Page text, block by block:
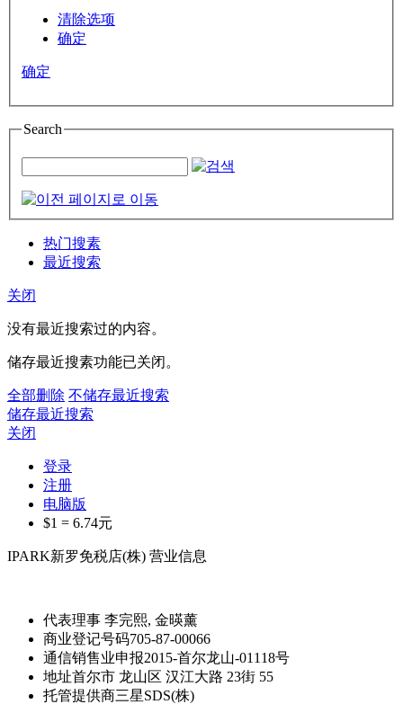
清除选项
确定
确定
Search
热门搜素
最近搜索
关闭
没有最近搜索过的内容。
储存最近搜素功能已关闭。
全部删除 不储存最近搜索
储存最近搜索
关闭
登录
注册
电脑版
$1 = 6.74元
IPARK新罗免税店(株) 营业信息
代表理事 李完熙, 金暎薰
商业登记号码705-87-00066
通信销售业申报2015-首尔龙山-01118号
地址首尔市 龙山区 汉江大路 23街 55
托管提供商三星SDS(株)